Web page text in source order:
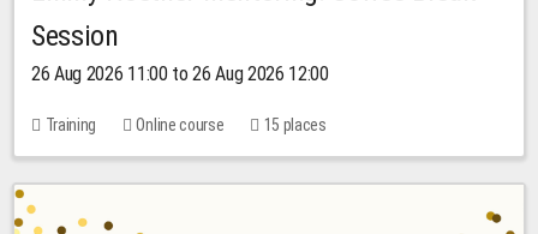
Session
26 Aug 2026 11:00 to 26 Aug 2026 12:00
Training Online course 15 places